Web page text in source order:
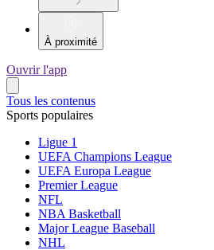
À proximité
Ouvrir l'app
Tous les contenus
Sports populaires
Ligue 1
UEFA Champions League
UEFA Europa League
Premier League
NFL
NBA Basketball
Major League Baseball
NHL